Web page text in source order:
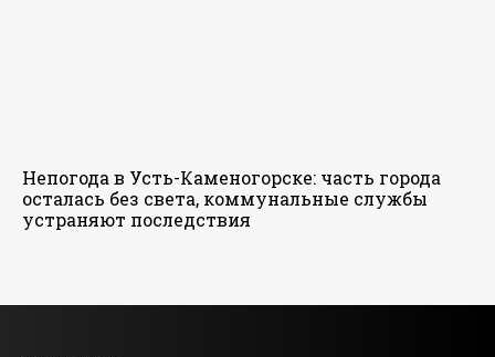
Непогода в Усть-Каменогорске: часть города
осталась без света, коммунальные службы
устраняют последствия